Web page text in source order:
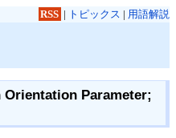
RSS | トピックス | 用語解説
Orientation Parameter;